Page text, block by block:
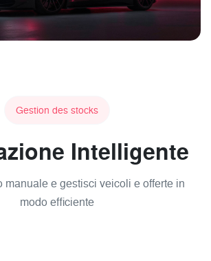
Gestion des stocks
Intelligente
manuale e gestisci veicoli e offerte in
modo efficiente